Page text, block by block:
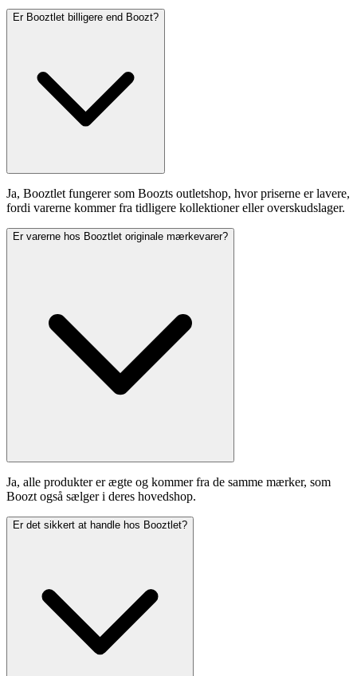
Er Booztlet billigere end Boozt?
Ja, Booztlet fungerer som Boozts outletshop, hvor priserne er lavere,
fordi varerne kommer fra tidligere kollektioner eller overskudslager.
Er varerne hos Booztlet originale mærkevarer?
Ja, alle produkter er ægte og kommer fra de samme mærker, som
Boozt også sælger i deres hovedshop.
Er det sikkert at handle hos Booztlet?